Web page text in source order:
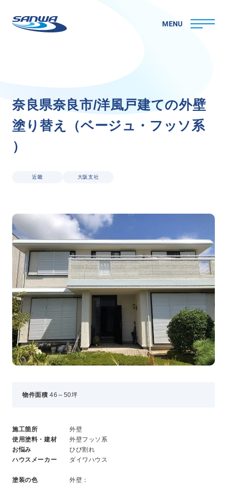
MENU
三和ペイントについて
理念
取り組み
事業・サービス
外壁塗装
屋根塗装
いえもる
外壁のミカタ（塗り替え相談所）
住まい探しのミカタ
施工事例
外壁セルフチェック
無料点検・お見積もり
メッセージ
仕事紹介
キャリア形成
福利厚生・社内イベント
新卒採用
中途採用
奈良県奈良市/洋風戸建ての外壁
塗り替え （ベージュ ・ フ ッ ソ 系
）
近畿 大阪支社
物件面積 46～50坪
施工箇所
外壁
使用塗料・建材
外壁フッソ系
お悩み
ひび割れ
ハウスメーカー
ダイワハウス
塗装の色
外壁：